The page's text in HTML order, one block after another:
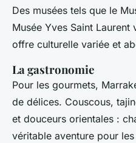
Des musées tels que le
Musée Yves Saint
offre culturelle variée et
La gastronomie
Pour les gourmets,
de délices. Couscous,
et douceurs orientales :
véritable aventure pour